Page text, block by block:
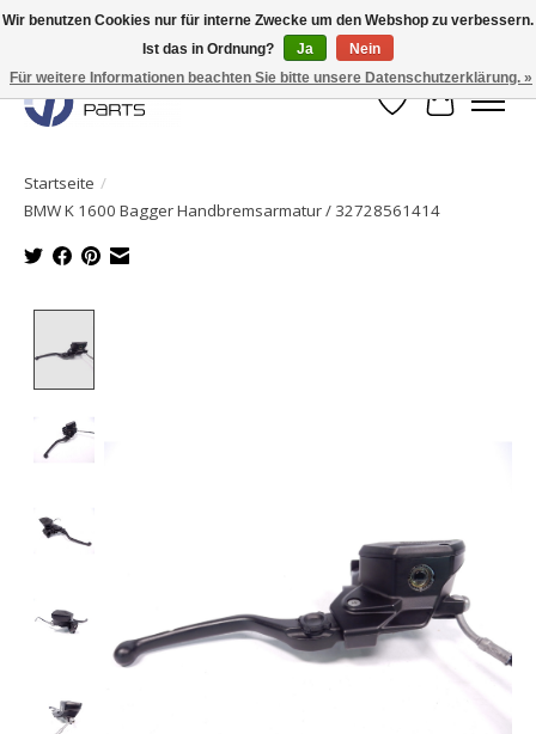
Originale Teile sofort lieferbar!
Wunschzettel
Ihr
Startseite /
BMW K 1600 Bagger Handbremsarmatur / 32728561414
Wir benutzen Cookies nur für interne Zwecke um den Webshop zu verbessern.
Ist das in Ordnung?
Ja
Nein
Für weitere Informationen beachten Sie bitte unsere Datenschutzerklärung. »